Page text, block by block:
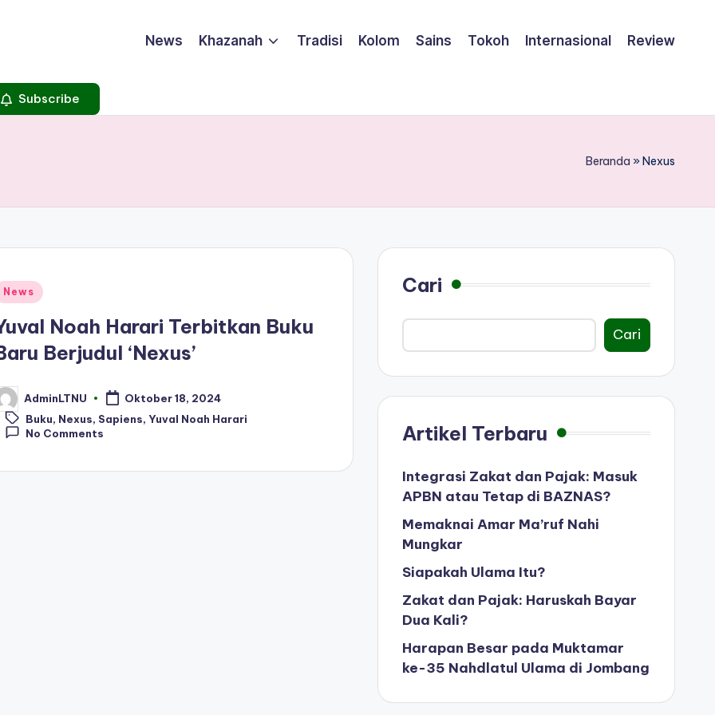
News Khazanah Tradisi Kolom Sains Tokoh Internasional Review
Subscribe
Beranda »Nexus
News
Noah Harari Terbitkan Buku
Berjudul ‘Nexus’
AdminLTNU
Oktober 18, 2024
Tags:
Buku, Nexus, Sapiens, Yuval Noah Harari
No Comments
Cari
Cari
Artikel Terbaru
Integrasi Zakat dan Pajak: Masuk
APBN atau Tetap di BAZNAS?
Memaknai Amar Ma’ruf Nahi
Mungkar
Siapakah Ulama Itu?
Zakat dan Pajak: Haruskah Bayar
Dua Kali?
Harapan Besar pada Muktamar
ke-35 Nahdlatul Ulama di Jombang